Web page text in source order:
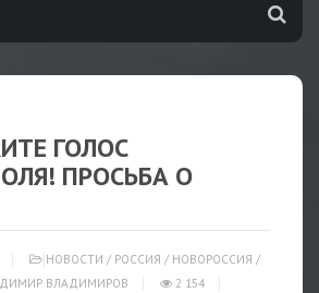
ГОЛОС
ПРОСЬБА О
НОВОСТИ / РОССИЯ / НОВОРОССИЯ /
ВЛАДИМИРОВ
2 154